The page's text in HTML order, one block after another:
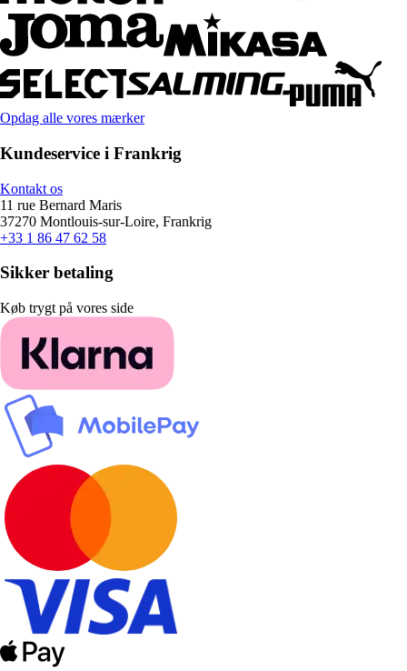
Opdag alle vores mærker
Kundeservice i Frankrig
Kontakt os
11 rue Bernard Maris
37270 Montlouis-sur-Loire, Frankrig
+33 1 86 47 62 58
Sikker betaling
Køb trygt på vores side